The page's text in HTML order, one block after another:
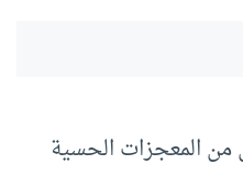
المعجزات الحسية